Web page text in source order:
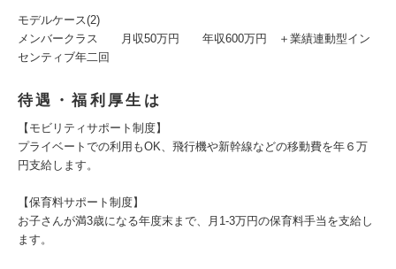
モデルケース(2)
メンバークラス 月収50万円 年収600万円 ＋業績連動型イン
センティブ年二回
待遇・福利厚生は
【モビリティサポート制度】
プライベートでの利用もOK、飛行機や新幹線などの移動費を年６万
円支給します。
【保育料サポート制度】
お子さんが満3歳になる年度末まで、月1-3万円の保育料手当を支給し
ます。